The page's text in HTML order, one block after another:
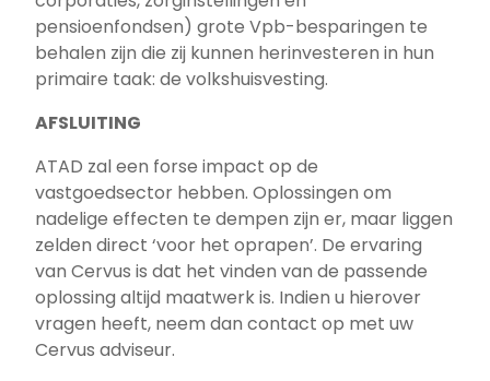
pensioenfondsen) grote Vpb-besparingen te
behalen zijn die zij kunnen herinvesteren in hun
primaire taak: de volkshuisvesting.
AFSLUITING
ATAD zal een forse impact op de
vastgoedsector hebben. Oplossingen om
nadelige effecten te dempen zijn er, maar liggen
zelden direct ‘voor het oprapen’. De ervaring
van Cervus is dat het vinden van de passende
oplossing altijd maatwerk is. Indien u hierover
vragen heeft, neem dan contact op met uw
Cervus adviseur.